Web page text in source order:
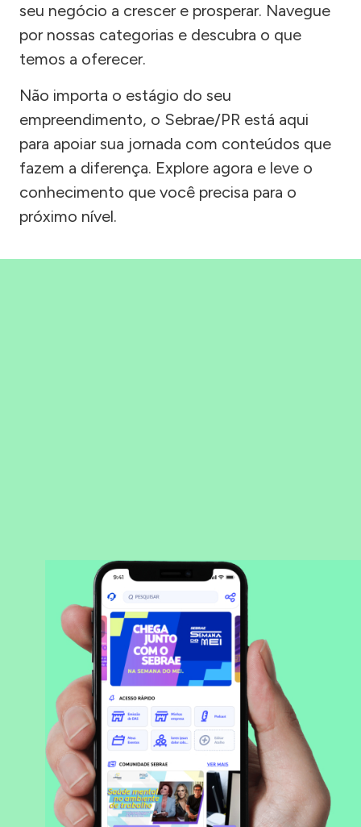
seu negócio a crescer e prosperar. Navegue
por nossas categorias e descubra o que
temos a oferecer.
Não importa o estágio do seu
empreendimento, o Sebrae/PR está aqui
para apoiar sua jornada com conteúdos que
fazem a diferença. Explore agora e leve o
conhecimento que você precisa para o
próximo nível.